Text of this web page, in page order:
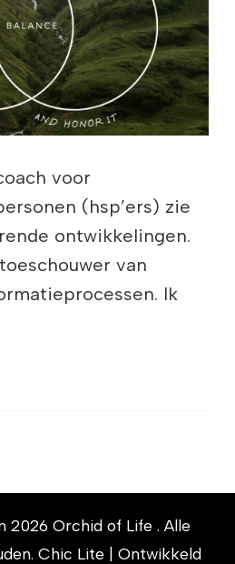
voor
(hsp’ers) zie
ontwikkelingen.
van
Ik
2026 Orchid of Life . Alle
Chic Lite | Ontwikkeld